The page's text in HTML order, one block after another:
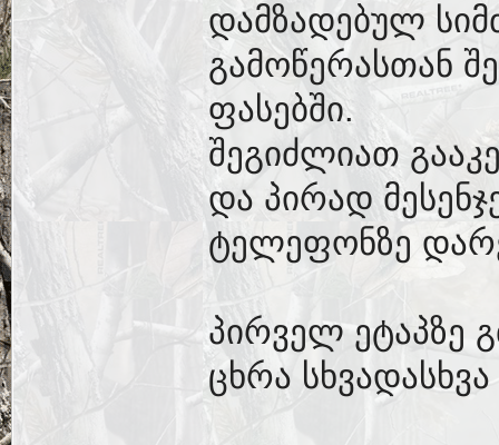
დამზადებულ
გამოწერასთან
ფასებში.
შეგიძლიათ
და პირად
ტელეფონზე
პირველ ეტაპზე
ცხრა